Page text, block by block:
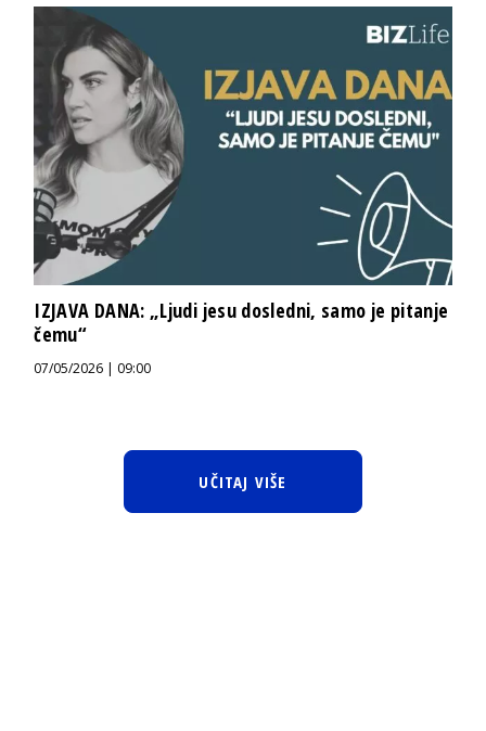
IZJAVA DANA: „Ljudi jesu dosledni, samo je pitanje
čemu“
07/05/2026 | 09:00
UČITAJ VIŠE